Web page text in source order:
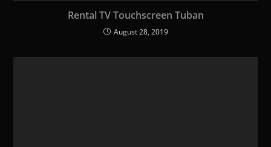
Rental TV Touchscreen Tuban
August 28, 2019